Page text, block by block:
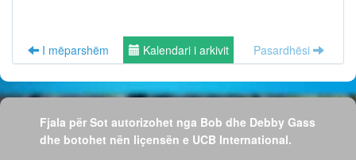
I mëparshëm Kalendari i arkivit Pasardhësi
Fjala për Sot autorizohet nga Bob dhe Debby Gass
dhe botohet nën liçensën e UCB International.